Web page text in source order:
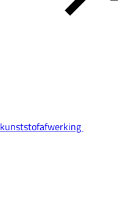
kunststofafwerking